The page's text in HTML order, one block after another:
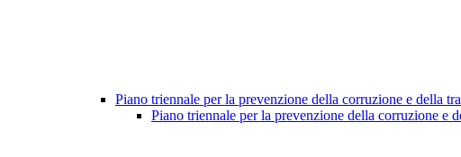
Piano triennale per la prevenzione della corruzione e della
Piano triennale per la prevenzione della corruzione e